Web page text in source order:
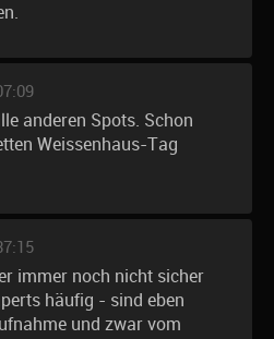
anderen Spots. Schon
Weissenhaus-Tag
immer noch nicht sicher
häufig - sind eben
und zwar vom